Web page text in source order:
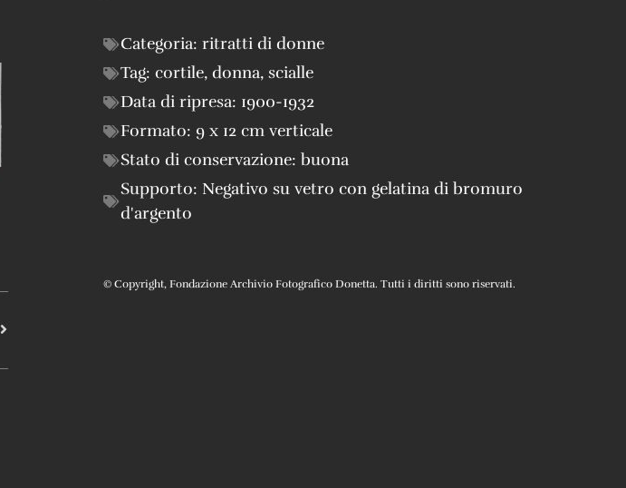
Categoria: ritratti di donne
Tag: cortile, donna, scialle
Data di ripresa: 1900-1932
Formato: 9 x 12 cm verticale
Stato di conservazione: buona
Supporto: Negativo su vetro con gelatina di bromuro
d'argento
© Copyright, Fondazione Archivio Fotografico Donetta. Tutti i diritti sono riservati.